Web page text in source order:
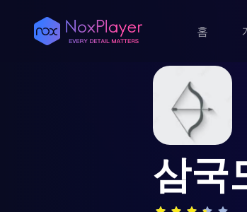
홈
삼국